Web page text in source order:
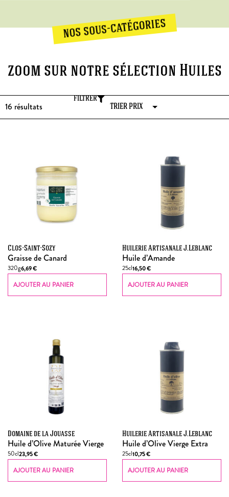
nos sous-catégories
zoom sur notre sélection Huiles
16 résultats
FILTRER
Clos-Saint-Sozy
Graisse de Canard
320g6,69€
AJOUTER AU PANIER
Huilerie Artisanale J.Leblanc
Huile d’Amande
25cl16,50€
AJOUTER AU PANIER
Domaine de la Jouasse
Huile d’Olive Maturée Vierge
50cl23,95€
AJOUTER AU PANIER
Huilerie Artisanale J.Leblanc
Huile d’Olive Vierge Extra
25cl10,75€
AJOUTER AU PANIER